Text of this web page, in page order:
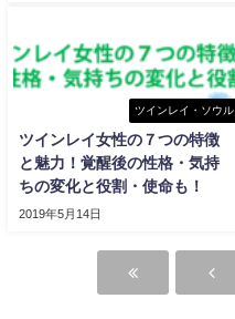
ツインレイ・ソウル
ツインレイ女性の７つの特徴
と魅力！覚醒後の性格・気持
ちの変化と役割・使命も！
2019年5月14日